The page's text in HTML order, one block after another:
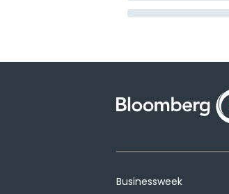
Businessweek